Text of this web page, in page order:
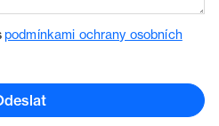
podmínkami ochrany osobních